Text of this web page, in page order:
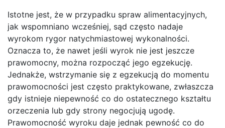
Istotne jest, że w przypadku spraw alimentacyjnych,
jak wspomniano wcześniej, sąd często nadaje
wyrokom rygor natychmiastowej wykonalności.
Oznacza to, że nawet jeśli wyrok nie jest jeszcze
prawomocny, można rozpocząć jego egzekucję.
Jednakże, wstrzymanie się z egzekucją do momentu
prawomocności jest często praktykowane, zwłaszcza
gdy istnieje niepewność co do ostatecznego kształtu
orzeczenia lub gdy strony negocjują ugodę.
Prawomocność wyroku daje jednak pewność co do